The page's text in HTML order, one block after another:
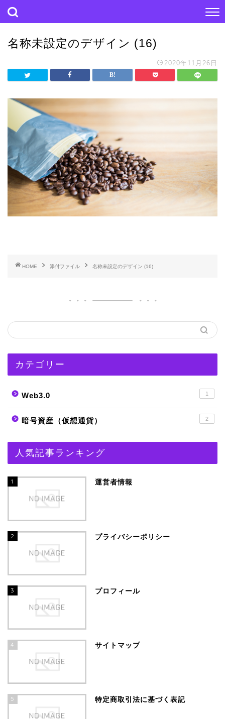
名称未設定のデザイン (16)
2020年11月26日
HOME 添付ファイル 名称未設定のデザイン (16)
カテゴリー
Web3.0 1
暗号資産（仮想通貨） 2
人気記事ランキング
1 運営者情報
2 プライバシーポリシー
3 プロフィール
4 サイトマップ
5 特定商取引法に基づく表記